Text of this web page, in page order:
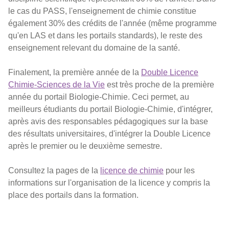
le cas du PASS, l'enseignement de chimie constitue
également 30% des crédits de l'année (même programme
qu'en LAS et dans les portails standards), le reste des
enseignement relevant du domaine de la santé.
Finalement, la première année de la Double Licence
Chimie-Sciences de la Vie est très proche de la première
année du portail Biologie-Chimie. Ceci permet, au
meilleurs étudiants du portail Biologie-Chimie, d'intégrer,
après avis des responsables pédagogiques sur la base
des résultats universitaires, d'intégrer la Double Licence
après le premier ou le deuxième semestre.
Consultez la pages de la licence de chimie pour les
informations sur l'organisation de la licence y compris la
place des portails dans la formation.